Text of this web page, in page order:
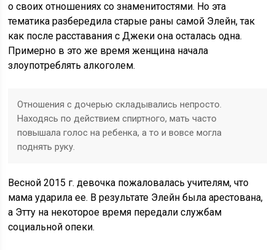
о своих отношениях со знаменитостями. Но эта
тематика разбередила старые раны самой Элейн, так
как после расставания с Джеки она осталась одна.
Примерно в это же время женщина начала
злоупотреблять алкоголем.
Отношения с дочерью складывались непросто.
Находясь по действием спиртного, мать часто
повышала голос на ребенка, а то и вовсе могла
поднять руку.
Весной 2015 г. девочка пожаловалась учителям, что
мама ударила ее. В результате Элейн была арестована,
а Этту на некоторое время передали службам
социальной опеки.